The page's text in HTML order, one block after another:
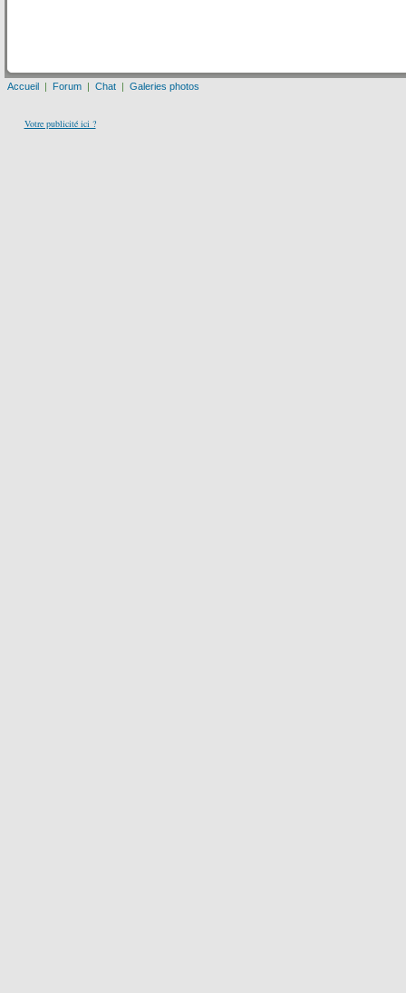
Accueil | Forum | Chat | Galeries photos
Votre publicité ici ?